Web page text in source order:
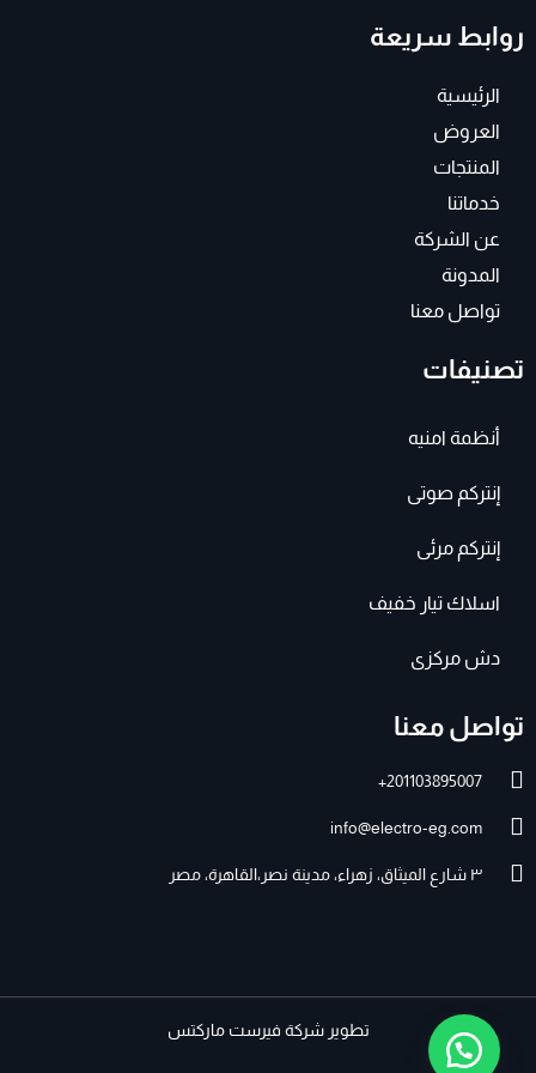
روابط سريعة
الرئيسية
العروض
المنتجات
خدماتنا
عن الشركة
المدونة
تواصل معنا
تصنيفات
أنظمة امنيه
إنتركم صوتى
إنتركم مرئى
اسلاك تيار خفيف
دش مركزى
تواصل معنا
201103895007+
info@electro-eg.com
٣ شارع الميثاق، زهراء، مدينة نصر،القاهرة، مصر
تطويرشركة فيرست ماركتس